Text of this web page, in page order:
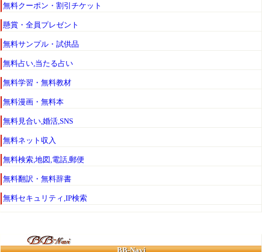
無料クーポン・割引チケット
懸賞・全員プレゼント
無料サンプル・試供品
無料占い,当たる占い
無料学習・無料教材
無料漫画・無料本
無料見合い,婚活,SNS
無料ネット収入
無料検索,地図,電話,郵便
無料翻訳・無料辞書
無料セキュリティ,IP検索
BB-Navi